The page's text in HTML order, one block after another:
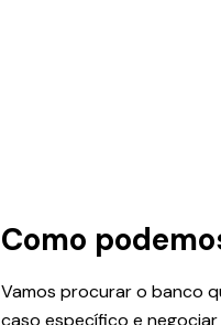
Como
Vamos procurar o banco
caso específico e